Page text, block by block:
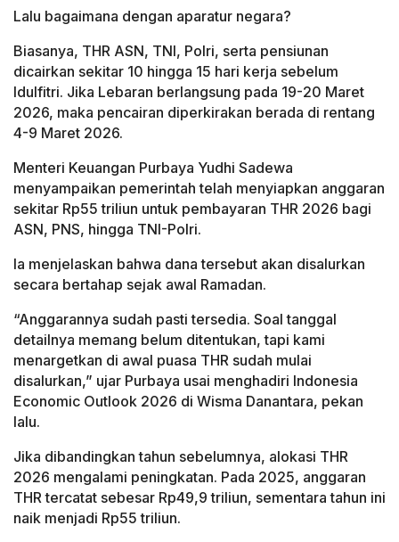
Lalu bagaimana dengan aparatur negara?
Biasanya, THR ASN, TNI, Polri, serta pensiunan
dicairkan sekitar 10 hingga 15 hari kerja sebelum
Idulfitri. Jika Lebaran berlangsung pada 19-20 Maret
2026, maka pencairan diperkirakan berada di rentang
4-9 Maret 2026.
Menteri Keuangan Purbaya Yudhi Sadewa
menyampaikan pemerintah telah menyiapkan anggaran
sekitar Rp55 triliun untuk pembayaran THR 2026 bagi
ASN, PNS, hingga TNI-Polri.
Ia menjelaskan bahwa dana tersebut akan disalurkan
secara bertahap sejak awal Ramadan.
“Anggarannya sudah pasti tersedia. Soal tanggal
detailnya memang belum ditentukan, tapi kami
menargetkan di awal puasa THR sudah mulai
disalurkan,” ujar Purbaya usai menghadiri Indonesia
Economic Outlook 2026 di Wisma Danantara, pekan
lalu.
Jika dibandingkan tahun sebelumnya, alokasi THR
2026 mengalami peningkatan. Pada 2025, anggaran
THR tercatat sebesar Rp49,9 triliun, sementara tahun ini
naik menjadi Rp55 triliun.